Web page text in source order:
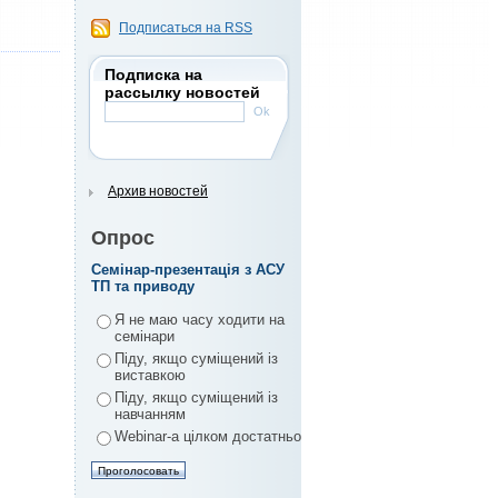
Подписаться на RSS
Подписка на
рассылку новостей
Архив новостей
Опрос
Семінар-презентація з АСУ
ТП та приводу
Я не маю часу ходити на
семінари
Піду, якщо суміщений із
виставкою
Піду, якщо суміщений із
навчанням
Webinar-а цілком достатньо